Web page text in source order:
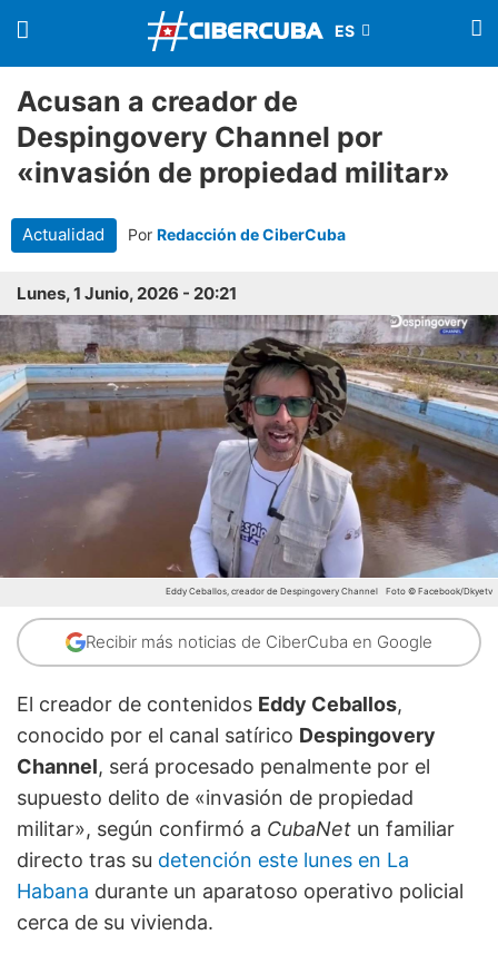
Acusan a creador de
Despingovery Channel por
«invasión de propiedad militar»
Actualidad Por Redacción de CiberCuba
Lunes, 1 Junio, 2026 - 20:21
Eddy Ceballos, creador de Despingovery Channel Foto © Facebook/Dkyetv
Recibir más noticias de CiberCuba en Google
El creador de contenidos Eddy Ceballos,
conocido por el canal satírico Despingovery
Channel, será procesado penalmente por el
supuesto delito de «invasión de propiedad
militar», según confirmó a CubaNet un familiar
directo tras su detención este lunes en La
Habana durante un aparatoso operativo policial
cerca de su vivienda.